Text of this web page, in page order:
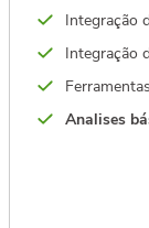
Integração
Integração
Analises